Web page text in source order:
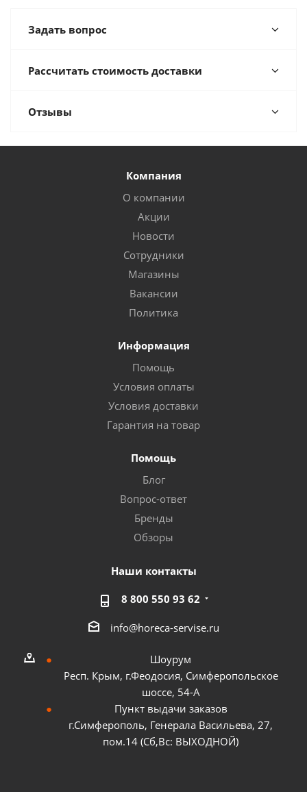
Задать вопрос
Рассчитать стоимость доставки
Отзывы
Компания
О компании
Акции
Новости
Сотрудники
Магазины
Вакансии
Политика
Информация
Помощь
Условия оплаты
Условия доставки
Гарантия на товар
Помощь
Блог
Вопрос-ответ
Бренды
Обзоры
Наши контакты
8 800 550 93 62
info@horeca-servise.ru
Шоурум
Респ. Крым, г.Феодосия, Симферопольское
шоссе, 54-А
Пункт выдачи заказов
г.Симферополь, Генерала Васильева, 27,
пом.14 (Сб,Вс: ВЫХОДНОЙ)